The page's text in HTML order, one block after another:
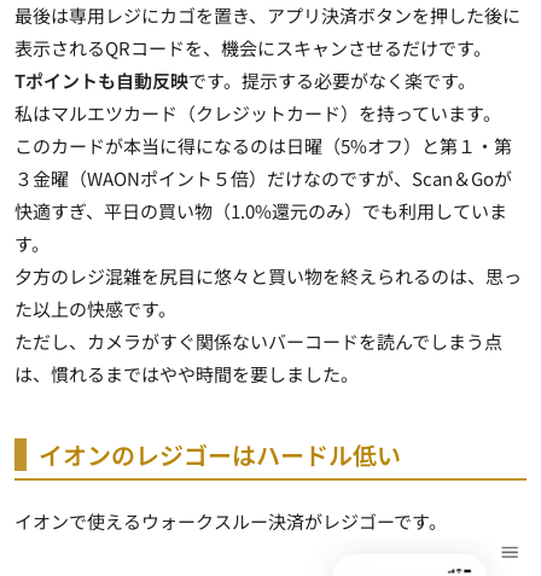
最後は専用レジにカゴを置き、アプリ決済ボタンを押した後に
表示されるQRコードを、機会にスキャンさせるだけです。
Tポイントも自動反映です。提示する必要がなく楽です。
私はマルエツカード（クレジットカード）を持っています。
このカードが本当に得になるのは日曜（5%オフ）と第１・第
３金曜（WAONポイント５倍）だけなのですが、Scan＆Goが
快適すぎ、平日の買い物（1.0%還元のみ）でも利用していま
す。
夕方のレジ混雑を尻目に悠々と買い物を終えられるのは、思っ
た以上の快感です。
ただし、 カメラがすぐ関係ないバーコードを読んでしまう点
は、慣れるまではやや時間を要しました。
イオンのレジゴーはハードル低い
イオンで使えるウォークスルー決済がレジゴーです。